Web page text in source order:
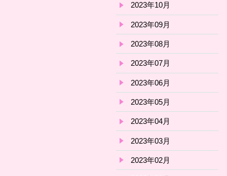
2023年10月
2023年09月
2023年08月
2023年07月
2023年06月
2023年05月
2023年04月
2023年03月
2023年02月